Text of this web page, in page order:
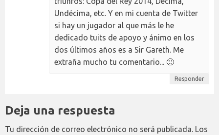
Undécima, etc. Y en mi cuenta de Twitter
si hay un jugador al que más le he
dedicado tuits de apoyo y ánimo en los
dos últimos años es a Sir Gareth. Me
extraña mucho tu comentario... 🙁
Responder
Deja una respuesta
Tu dirección de correo electrónico no será publicada. Los